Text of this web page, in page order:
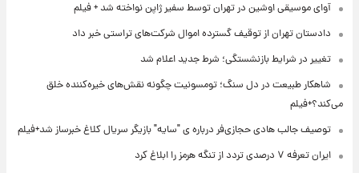
آوای موسیقی اوشین در تهران توسط سفیر ژاپن نواخته شد + فیلم
دادستان تهران از توقیف گسترده اموال شرکت‌های تراستی خبر داد
تغییر در شرایط بازنشستگی؛ شرط جدید اعلام شد
شاهکار طبیعت در دل سنگ؛ تومسونیت چگونه نقش‌های خیره‌کننده خلق
می‌کند؟+فیلم
توصیف جالب هادی حجازی‌فر درباره ی "سایه" بازیگر سریال کلاغ خبرساز شد+فیلم
ایران تعرفه ۷ درصدی تردد از تنگه هرمز را ابلاغ کرد